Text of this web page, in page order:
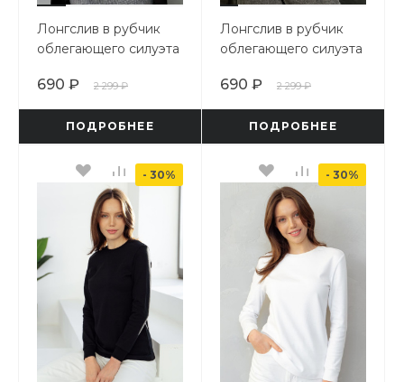
Лонгслив в рубчик
облегающего силуэта
690 ₽ 2 299 ₽
ПОДРОБНЕЕ
Лонгслив в рубчик
облегающего силуэта
690 ₽ 2 299 ₽
ПОДРОБНЕЕ
- 30% - 30%